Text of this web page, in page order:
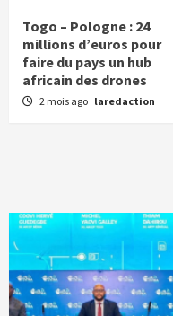
Togo – Pologne : 24
millions d’euros pour
faire du pays un hub
africain des drones
2 mois ago laredaction